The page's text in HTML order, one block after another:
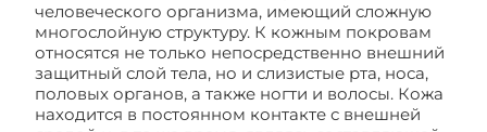
человеческого организма, имеющий сложную
многослойную структуру. К кожным покровам
относятся не только непосредственно внешний
защитный слой тела, но и слизистые рта, носа,
половых органов, а также ногти и волосы. Кожа
находится в постоянном контакте с внешней